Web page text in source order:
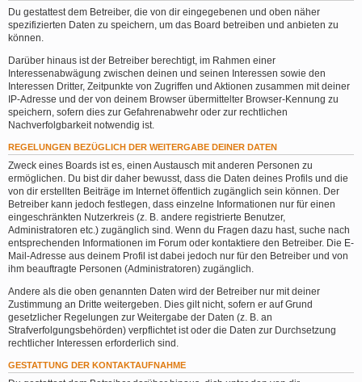
Du gestattest dem Betreiber, die von dir eingegebenen und oben näher
spezifizierten Daten zu speichern, um das Board betreiben und anbieten zu
können.
Darüber hinaus ist der Betreiber berechtigt, im Rahmen einer
Interessenabwägung zwischen deinen und seinen Interessen sowie den
Interessen Dritter, Zeitpunkte von Zugriffen und Aktionen zusammen mit deiner
IP-Adresse und der von deinem Browser übermittelter Browser-Kennung zu
speichern, sofern dies zur Gefahrenabwehr oder zur rechtlichen
Nachverfolgbarkeit notwendig ist.
REGELUNGEN BEZÜGLICH DER WEITERGABE DEINER DATEN
Zweck eines Boards ist es, einen Austausch mit anderen Personen zu
ermöglichen. Du bist dir daher bewusst, dass die Daten deines Profils und die
von dir erstellten Beiträge im Internet öffentlich zugänglich sein können. Der
Betreiber kann jedoch festlegen, dass einzelne Informationen nur für einen
eingeschränkten Nutzerkreis (z. B. andere registrierte Benutzer,
Administratoren etc.) zugänglich sind. Wenn du Fragen dazu hast, suche nach
entsprechenden Informationen im Forum oder kontaktiere den Betreiber. Die E-
Mail-Adresse aus deinem Profil ist dabei jedoch nur für den Betreiber und von
ihm beauftragte Personen (Administratoren) zugänglich.
Andere als die oben genannten Daten wird der Betreiber nur mit deiner
Zustimmung an Dritte weitergeben. Dies gilt nicht, sofern er auf Grund
gesetzlicher Regelungen zur Weitergabe der Daten (z. B. an
Strafverfolgungsbehörden) verpflichtet ist oder die Daten zur Durchsetzung
rechtlicher Interessen erforderlich sind.
GESTATTUNG DER KONTAKTAUFNAHME